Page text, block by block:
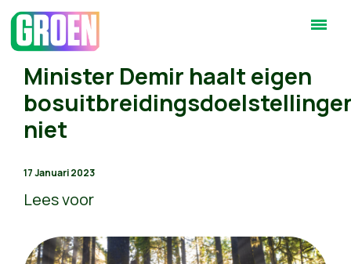
Minister Demir haalt eigen
niet
17 Januari 2023
Lees voor